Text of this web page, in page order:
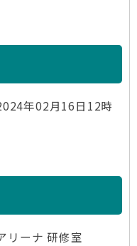
年02月16日12時
リーナ 研修室